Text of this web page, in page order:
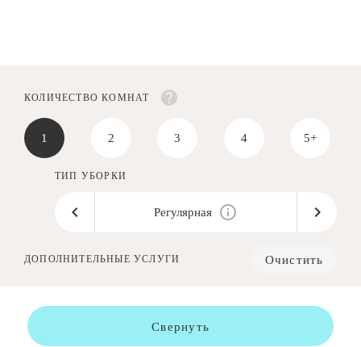
КОЛИЧЕСТВО КОМНАТ
1 2 3 4 5+
ТИП УБОРКИ
Регулярная
ДОПОЛНИТЕЛЬНЫЕ УСЛУГИ Очистить
Свернуть